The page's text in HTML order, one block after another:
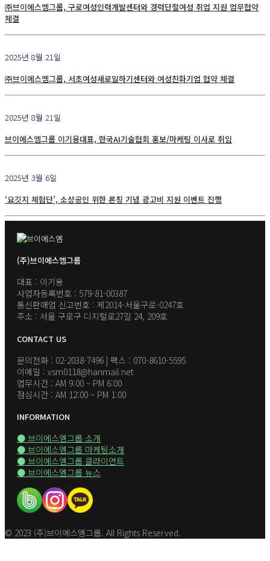
㈜브이에스엠그룹, 구로여성인력개발센터와 경력단절여성 취업 지원 업무협약
체결
2025년 8월 21일
㈜브이에스엠그룹, 서초여성새로일하기센터와 여성친화기업 협약 체결
2025년 8월 21일
브이에스엠그룹 이기용대표, 한국AI기술협회 홍보/마케팅 이사로 취임
2025년 3월 6일
‘요깃지 체험단’, 소상공인 위한 론칭 기념 광고비 지원 이벤트 진행
(주)브이에스엠그룹
대표 : 이기용
사업자등록번호 : 579-81-00387
통신판매업 신고번호 : 제2014-서울구로-0247호
주소 : 서울 구로구 디지털로27길 24, 209호
CONTACT US
문의전화 : 02-2038-7496 | 팩스 : 070-8610-5595
이메일 : vsm0118@hanmail.net
업무시간 : AM 9:00 ~ PM 6:00
점심시간 : AM 12:00 ~ PM 1:00
INFORMATION
● 브이에스엠그룹 소개
● 브이에스엠그룹 마케팅소개
● 브이에스엠그룹 클라이언트
● 브이에스엠그룹 뉴스
© 2023 (주)브이에스엠그룹. All Rights Reserved.